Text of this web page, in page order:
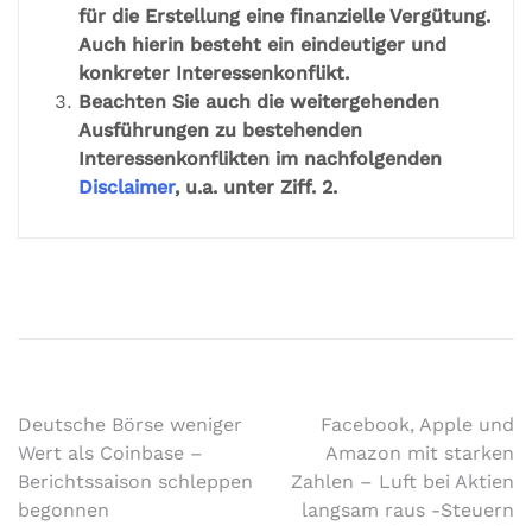
für die Erstellung eine finanzielle Vergütung.
Auch hierin besteht ein eindeutiger und
konkreter Interessenkonflikt.
Beachten Sie auch die weitergehenden
Ausführungen zu bestehenden
Interessenkonflikten im nachfolgenden
Disclaimer, u.a. unter Ziff. 2.
Deutsche Börse weniger
Wert als Coinbase –
Berichtssaison schleppen
begonnen
Facebook, Apple und
Amazon mit starken
Zahlen – Luft bei Aktien
langsam raus -Steuern